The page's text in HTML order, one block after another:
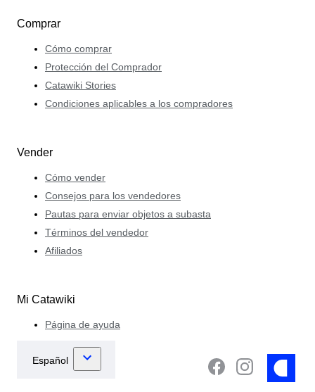
Comprar
Cómo comprar
Protección del Comprador
Catawiki Stories
Condiciones aplicables a los compradores
Vender
Cómo vender
Consejos para los vendedores
Pautas para enviar objetos a subasta
Términos del vendedor
Afiliados
Mi Catawiki
Página de ayuda